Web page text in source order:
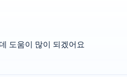
도움이 많이 되겠어요